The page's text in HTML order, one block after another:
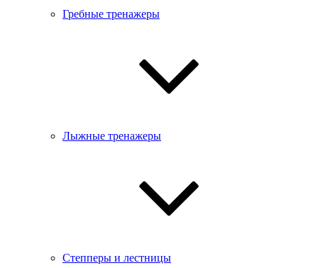
Гребные тренажеры
Лыжные тренажеры
Степперы и лестницы